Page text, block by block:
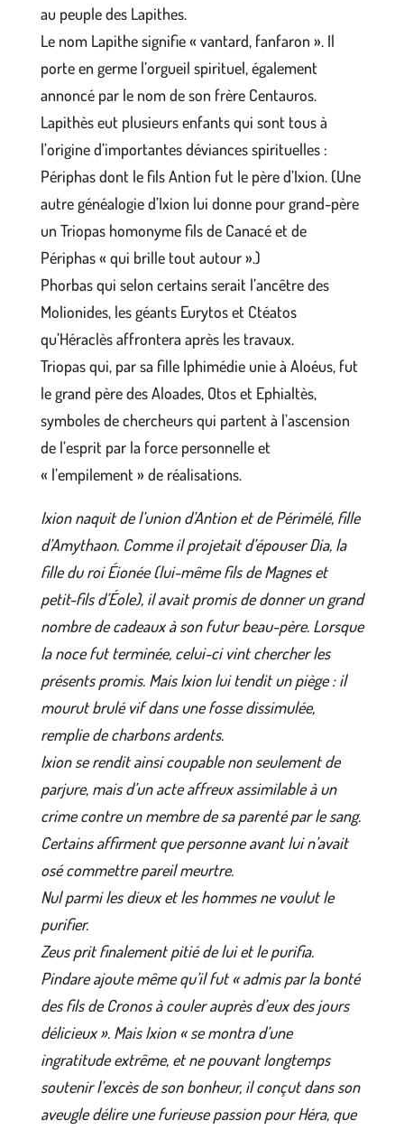
au peuple des Lapithes.
Le nom Lapithe signifie « vantard, fanfaron ». Il
porte en germe l’orgueil spirituel, également
annoncé par le nom de son frère Centauros.
Lapithès eut plusieurs enfants qui sont tous à
l’origine d’importantes déviances spirituelles :
Périphas dont le fils Antion fut le père d’Ixion. (Une
autre généalogie d’Ixion lui donne pour grand-père
un Triopas homonyme fils de Canacé et de
Périphas « qui brille tout autour ».)
Phorbas qui selon certains serait l’ancêtre des
Molionides, les géants Eurytos et Ctéatos
qu’Héraclès affrontera après les travaux.
Triopas qui, par sa fille Iphimédie unie à Aloéus, fut
le grand père des Aloades, Otos et Ephialtès,
symboles de chercheurs qui partent à l’ascension
de l’esprit par la force personnelle et
« l’empilement » de réalisations.
Ixion naquit de l’union d’Antion et de Périmélé, fille
d’Amythaon. Comme il projetait d’épouser Dia, la
fille du roi Éionée (lui-même fils de Magnes et
petit-fils d’Éole), il avait promis de donner un grand
nombre de cadeaux à son futur beau-père. Lorsque
la noce fut terminée, celui-ci vint chercher les
présents promis. Mais Ixion lui tendit un piège : il
mourut brulé vif dans une fosse dissimulée,
remplie de charbons ardents.
Ixion se rendit ainsi coupable non seulement de
parjure, mais d’un acte affreux assimilable à un
crime contre un membre de sa parenté par le sang.
Certains affirment que personne avant lui n’avait
osé commettre pareil meurtre.
Nul parmi les dieux et les hommes ne voulut le
purifier.
Zeus prit finalement pitié de lui et le purifia.
Pindare ajoute même qu’il fut « admis par la bonté
des fils de Cronos à couler auprès d’eux des jours
délicieux ». Mais Ixion « se montra d’une
ingratitude extrême, et ne pouvant longtemps
soutenir l’excès de son bonheur, il conçut dans son
aveugle délire une furieuse passion pour Héra, que